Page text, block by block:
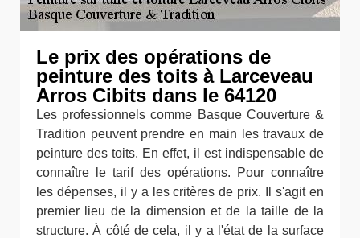
Le prix des opérations de
peinture des toits à Larceveau
Arros Cibits dans le 64120
Les professionnels comme Basque Couverture &
Tradition peuvent prendre en main les travaux de
peinture des toits. En effet, il est indispensable de
connaître le tarif des opérations. Pour connaître
les dépenses, il y a les critères de prix. Il s'agit en
premier lieu de la dimension et de la taille de la
structure. À côté de cela, il y a l'état de la surface